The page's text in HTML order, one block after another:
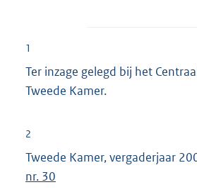
1
Ter inzage gelegd bij het
Tweede Kamer.
2
Tweede Kamer, vergaderjaar
nr. 30